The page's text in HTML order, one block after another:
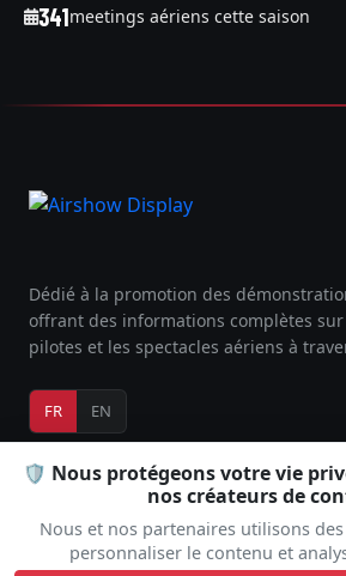
🛡️ Nous protégeons votre vie
nos créateurs de
Nous et nos partenaires utilisons
personnaliser le contenu et
341meetings aériens cette saison
Dédié à la promotion des
offrant des informations complètes
pilotes et les spectacles aériens à
FR EN
EXPLORER